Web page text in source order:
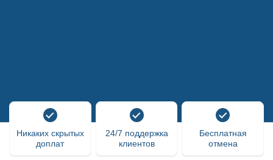
Никаких скрытых
доплат
24/7 поддержка
клиентов
Бесплатная
отмена